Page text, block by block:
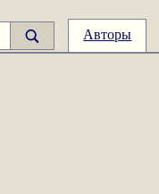
Авторы